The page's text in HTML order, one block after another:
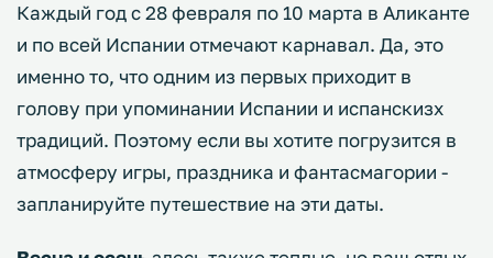
Каждый год с 28 февраля по 10 марта в Аликанте
и по всей Испании отмечают карнавал. Да, это
именно то, что одним из первых приходит в
голову при упоминании Испании и испанскизх
традиций. Поэтому если вы хотите погрузится в
атмосферу игры, праздника и фантасмагории -
запланируйте путешествие на эти даты.